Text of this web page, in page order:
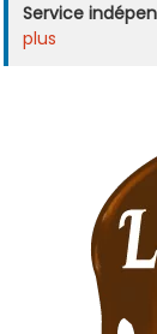
Service
plus